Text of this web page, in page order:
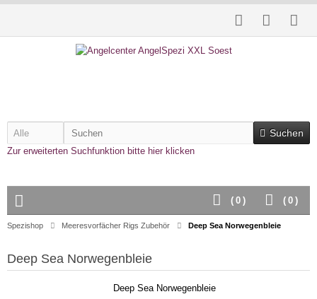
Suchen
Zur erweiterten Suchfunktion bitte hier klicken
( 0 )
( 0 )
Spezishop Meeresvorfächer Rigs Zubehör Deep Sea Norwegenbleie
Deep Sea Norwegenbleie
Deep Sea Norwegenbleie